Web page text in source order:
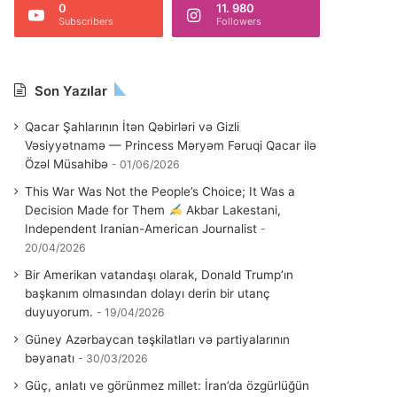
0
Subscribers
11. 980
Followers
Son Yazılar
Qacar Şahlarının İtən Qəbirləri və Gizli
Vəsiyyətnamə — Princess Məryəm Fəruqi Qacar ilə
Özəl Müsahibə
01/06/2026
This War Was Not the People’s Choice; It Was a
Decision Made for Them
Akbar Lakestani,
Independent Iranian-American Journalist
20/04/2026
Bir Amerikan vatandaşı olarak, Donald Trump’ın
başkanım olmasından dolayı derin bir utanç
duyuyorum.
19/04/2026
Güney Azərbaycan təşkilatları və partiyalarının
bəyanatı
30/03/2026
Güç, anlatı ve görünmez millet: İran’da özgürlüğün